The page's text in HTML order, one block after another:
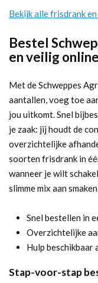
Bekijk alle frisdrank en
Bestel
en veilig online
Met de Schweppes
aantallen, voeg toe
jou uitkomt. Snel
je zaak: jij houdt de
overzichtelijke
soorten frisdrank in
wanneer je wilt
slimme mix aan
Snel bestellen in
Overzichtelijke
Hulp beschikbaar
Stap-voor-stap